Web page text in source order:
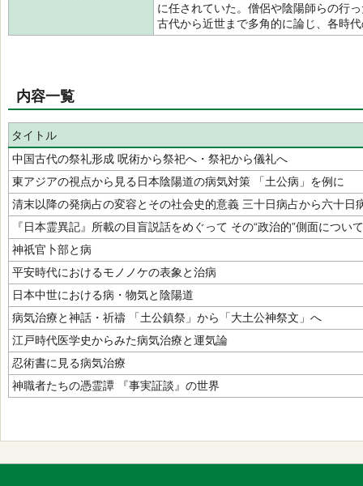
に任されていた。僧侶や陰陽師らの行
古代から近世まで多角的に論じ、各時
内容一覧
タイトル
中国古代の祭礼形成 呪術から祭祀へ・祭祀から儀礼へ
東アジアの視点から見る日本陰陽道の病気対策 「土公病」を例に
清末以降の発病占の変容とその社会史的意義 三十日病占から六十日
『日本霊異記』所載の目盲説話をめぐって その“政治的”側面につい
神祇官卜部と病
平安時代におけるモノノケの表象と治病
日本中世における病・物気と陰陽道
病気治療と神話・祈禱 「土公鎮祭」から「大土公神祭文」へ
江戸時代医学史からみた病気治療と運気論
忍術書に見る病気治療
神職者たちの憑霊譚 『事実証談』の世界